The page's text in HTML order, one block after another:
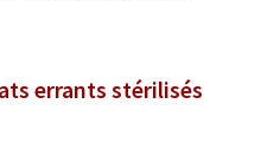
errants stérilisés